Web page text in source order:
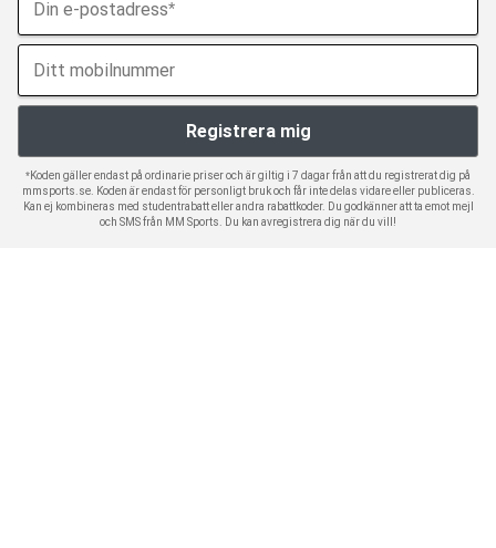
*Koden gäller endast på ordinarie priser och är giltig i 7 dagar från att du registrerat dig på
mmsports.se. Koden är endast för personligt bruk och får inte delas vidare eller publiceras.
Kan ej kombineras med studentrabatt eller andra rabattkoder. Du godkänner att ta emot mejl
och SMS från MM Sports. Du kan avregistrera dig när du vill!